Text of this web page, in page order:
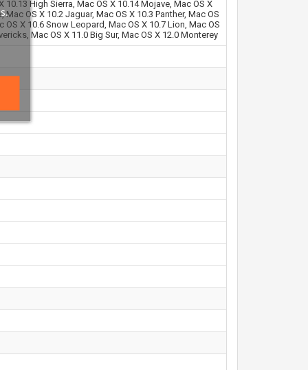
10.13 High Sierra, Mac OS X 10.14 Mojave, Mac OS X
OS X 10.2 Jaguar, Mac OS X 10.3 Panther, Mac OS
OS X 10.6 Snow Leopard, Mac OS X 10.7 Lion, Mac OS
Mac OS X 11.0 Big Sur, Mac OS X 12.0 Monterey